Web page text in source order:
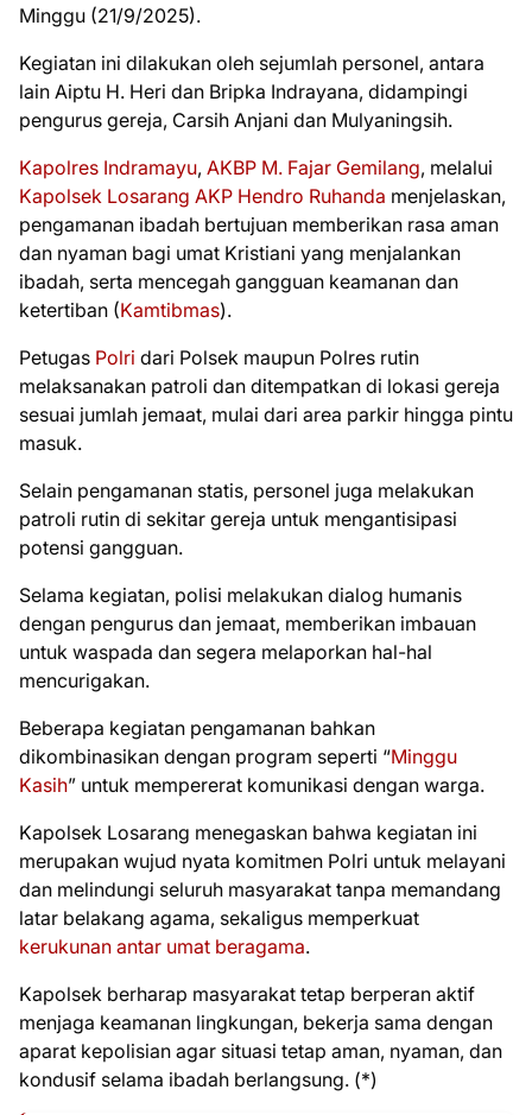
Minggu (21/9/2025).
Kegiatan ini dilakukan oleh sejumlah personel, antara
lain Aiptu H. Heri dan Bripka Indrayana, didampingi
pengurus gereja, Carsih Anjani dan Mulyaningsih.
Kapolres Indramayu, AKBP M. Fajar Gemilang, melalui
Kapolsek Losarang AKP Hendro Ruhanda menjelaskan,
pengamanan ibadah bertujuan memberikan rasa aman
dan nyaman bagi umat Kristiani yang menjalankan
ibadah, serta mencegah gangguan keamanan dan
ketertiban (Kamtibmas).
Petugas Polri dari Polsek maupun Polres rutin
melaksanakan patroli dan ditempatkan di lokasi gereja
sesuai jumlah jemaat, mulai dari area parkir hingga pintu
masuk.
Selain pengamanan statis, personel juga melakukan
patroli rutin di sekitar gereja untuk mengantisipasi
potensi gangguan.
Selama kegiatan, polisi melakukan dialog humanis
dengan pengurus dan jemaat, memberikan imbauan
untuk waspada dan segera melaporkan hal-hal
mencurigakan.
Beberapa kegiatan pengamanan bahkan
dikombinasikan dengan program seperti “Minggu
Kasih” untuk mempererat komunikasi dengan warga.
Kapolsek Losarang menegaskan bahwa kegiatan ini
merupakan wujud nyata komitmen Polri untuk melayani
dan melindungi seluruh masyarakat tanpa memandang
latar belakang agama, sekaligus memperkuat
kerukunan antar umat beragama.
Kapolsek berharap masyarakat tetap berperan aktif
menjaga keamanan lingkungan, bekerja sama dengan
aparat kepolisian agar situasi tetap aman, nyaman, dan
kondusif selama ibadah berlangsung. (*)